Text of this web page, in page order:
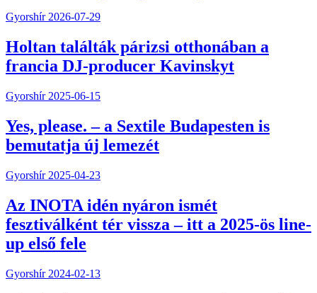
Gyorshír 2026-07-29
Holtan találták párizsi otthonában a
francia DJ-producer Kavinskyt
Gyorshír 2025-06-15
Yes, please. – a Sextile Budapesten is
bemutatja új lemezét
Gyorshír 2025-04-23
Az INOTA idén nyáron ismét
fesztiválként tér vissza – itt a 2025-ös line-
up első fele
Gyorshír 2024-02-13